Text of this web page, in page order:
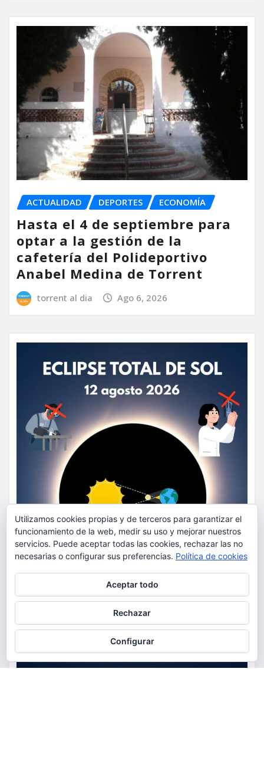
ACTUALIDAD DEPORTES ECONOMÍA
Hasta el 4 de septiembre para
optar a la gestión de la
cafetería del Polideportivo
Anabel Medina de Torrent
torrent al dia Ago 6, 2026
Utilizamos cookies propias y de terceros para garantizar el
funcionamiento de la web, medir su uso y mejorar nuestros
servicios. Puede aceptar todas las cookies, rechazar las no
necesarias o configurar sus preferencias. Política de cookies
Aceptar todo
Rechazar
Configurar
Para obtener más información, incluido cómo gestionar las cookies,